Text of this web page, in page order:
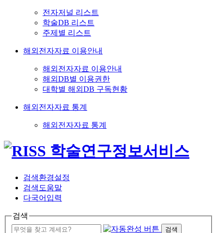
전자저널 리스트
학술DB 리스트
주제별 리스트
해외전자자료 이용안내
해외전자자료 이용안내
해외DB별 이용권한
대학별 해외DB 구독현황
해외전자자료 통계
해외전자자료 통계
검색환경설정
검색도움말
다국어입력
검색
검색